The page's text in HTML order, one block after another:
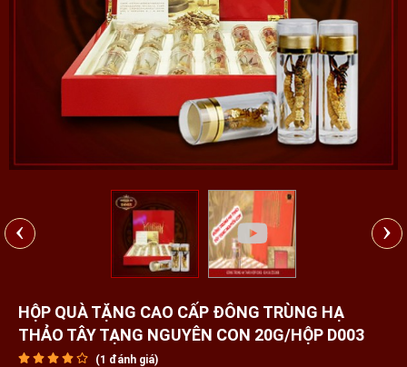
‹ ›
HỘP QUÀ TẶNG CAO CẤP ĐÔNG TRÙNG HẠ
THẢO TÂY TẠNG NGUYÊN CON 20G/HỘP D003
(1 đánh giá)